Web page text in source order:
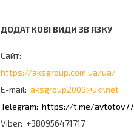
https://aksgroup.com.ua/ua/
aksgroup2009@ukr.net
https://t.me/avtotov77
+380956471717